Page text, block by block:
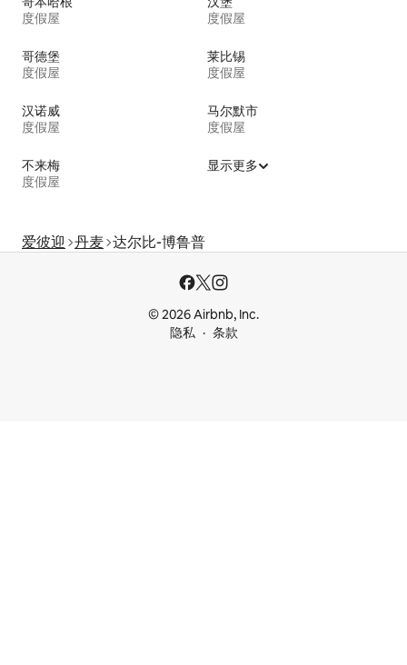
度假屋
度假屋
哥德堡
度假屋
莱比锡
度假屋
汉诺威
度假屋
马尔默市
度假屋
不来梅
度假屋
显示更多
爱彼迎 丹麦 达尔比-博鲁普
© 2026 Airbnb, Inc.
隐私
条款